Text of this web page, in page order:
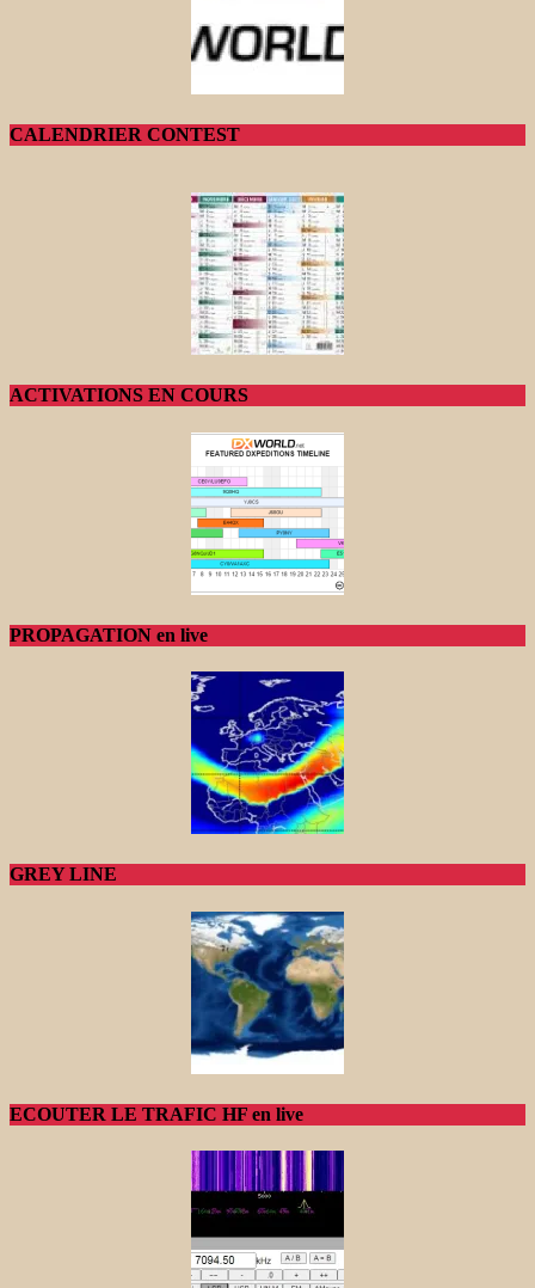
CALENDRIER CONTEST
ACTIVATIONS EN COURS
PROPAGATION en live
GREY LINE
ECOUTER LE TRAFIC HF en live